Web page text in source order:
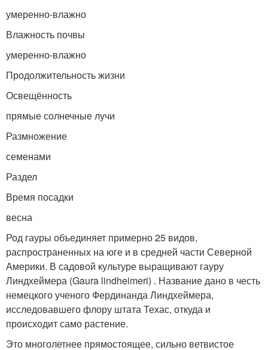
умеренно-влажно
Влажность почвы
умеренно-влажно
Продолжительность жизни
Освещённость
прямые солнечные лучи
Размножение
семенами
Раздел
Время посадки
весна
Род гауры объединяет примерно 25 видов,
распространенных на юге и в средней части Северной
Америки. В садовой культуре выращивают гауру
Линдхеймера (Gaura lindheimeri) . Название дано в честь
немецкого ученого Фердинанда Линдхеймера,
исследовавшего флору штата Техас, откуда и
происходит само растение.
Это многолетнее прямостоящее, сильно ветвистое